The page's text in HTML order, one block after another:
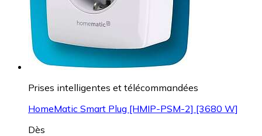
Prises intelligentes et télécommandées
HomeMatic Smart Plug [HMIP-PSM-2] [3680 W]
Dès